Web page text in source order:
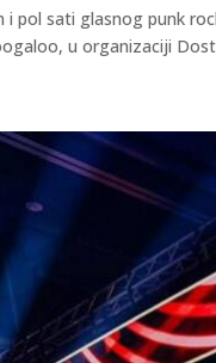
pol sati glasnog punk
u organizaciji